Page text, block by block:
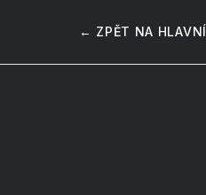
← ZPĚT NA HLAVNÍ